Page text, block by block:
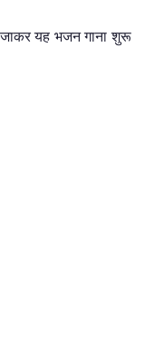
यह भजन गाना शुरू